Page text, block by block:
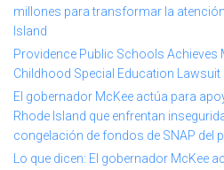
millones para transformar la
Island
Providence Public Schools Achieves
Childhood Special Education Lawsuit
El gobernador McKee actúa para
Rhode Island que enfrentan
congelación de fondos de SNAP del
Lo que dicen: El gobernador McKee